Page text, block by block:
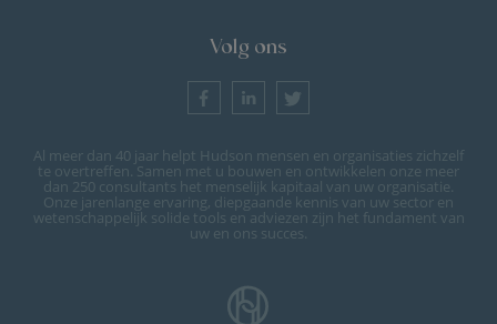
Volg ons
Al meer dan 40 jaar helpt Hudson mensen en organisaties zichzelf
te overtreffen. Samen met u bouwen en ontwikkelen onze meer
dan 250 consultants het menselijk kapitaal van uw organisatie.
Onze jarenlange ervaring, diepgaande kennis van uw sector en
wetenschappelijk solide tools en adviezen zijn het fundament van
uw en ons succes.